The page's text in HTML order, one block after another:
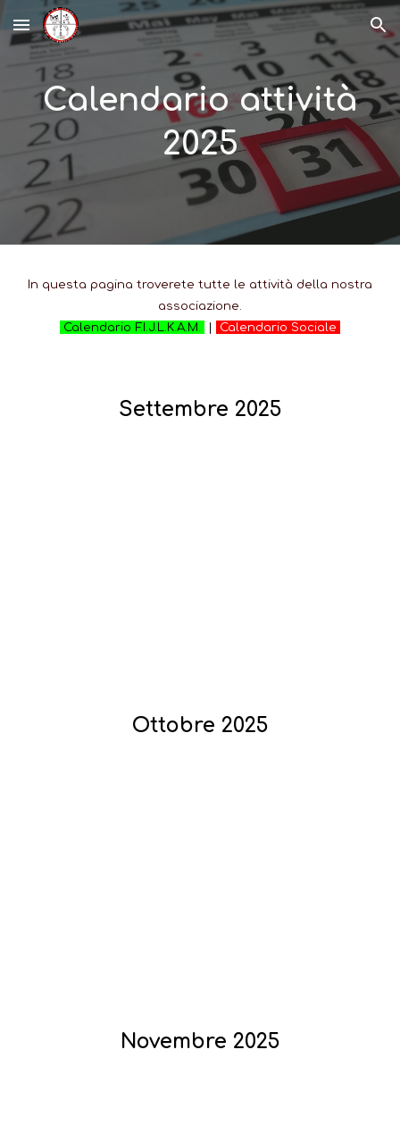
Skip to main content Skip to navigation
Calendario attività
2025
In questa pagina troverete tutte le attività della nostra
associazione.
Calendario F.I.J.L.K.A.M.
| Calendario Sociale
Settembre 2025
Ottobre 2025
Novembre 2025